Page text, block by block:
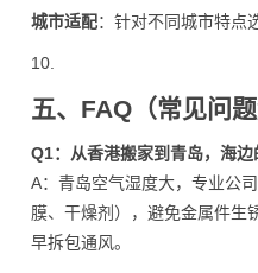
城市适配：针对不同城市特点
10.
五、FAQ（常见问题
Q1：从香港搬家到青岛，海边
A：青岛空气湿度大，专业公
膜、干燥剂），避免金属件生
早拆包通风。